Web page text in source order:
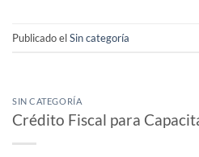
Publicado elSin categoría
SIN CATEGORÍA
Crédito Fiscal para